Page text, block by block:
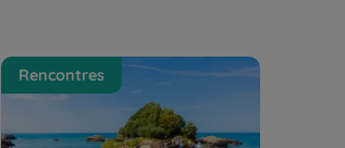
La Côte Basque, entre
randonnées et gastronomie ! |
Rencontres